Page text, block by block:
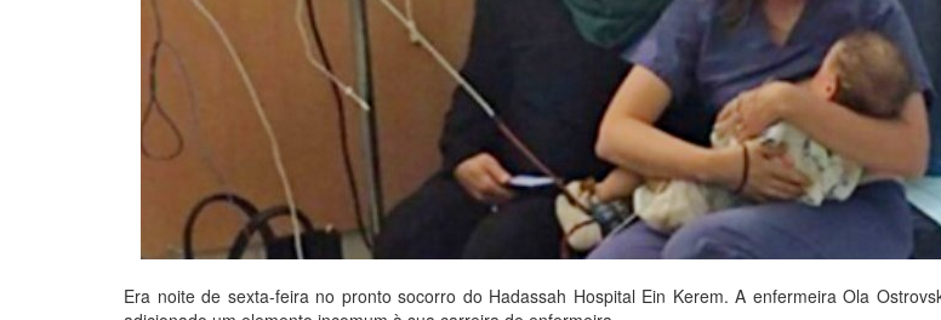
Era noite de sexta-feira no pronto socorro do Hadassah Hospital Ein Kerem. A enfermeira Ola